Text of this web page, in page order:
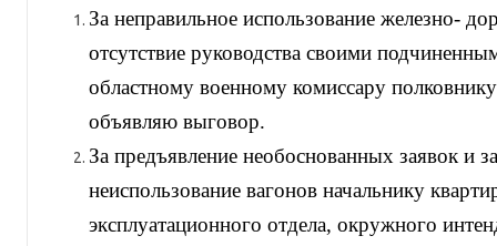
За неправильное использование железно-
отсутствие руководства своими
областному военному комиссару
объявляю выговор.
За предъявление необоснованных заявок и
неиспользование вагонов начальнику
эксплуатационного отдела, окружного